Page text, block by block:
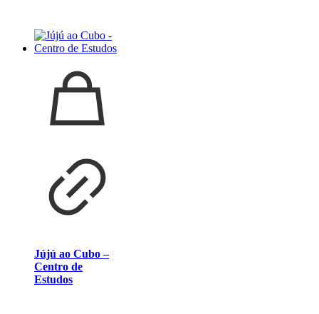
Jújú ao Cubo –
Centro de
Estudos